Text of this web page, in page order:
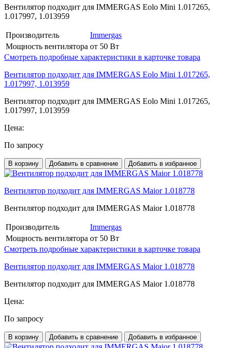
Вентилятор подходит для IMMERGAS Eolo Mini 1.017265,
1.017997, 1.013959
Производитель
Immergas
Мощность вентилятора от 50 Вт
Смотреть подробные характеристики в карточке товара
Вентилятор подходит для IMMERGAS Eolo Mini 1.017265,
1.017997, 1.013959
Вентилятор подходит для IMMERGAS Eolo Mini 1.017265,
1.017997, 1.013959
Цена:
По запросу
В корзину Добавить в сравнение Добавить в избранное
Вентилятор подходит для IMMERGAS Maior 1.018778
Вентилятор подходит для IMMERGAS Maior 1.018778
Производитель
Immergas
Мощность вентилятора от 50 Вт
Смотреть подробные характеристики в карточке товара
Вентилятор подходит для IMMERGAS Maior 1.018778
Вентилятор подходит для IMMERGAS Maior 1.018778
Цена:
По запросу
В корзину Добавить в сравнение Добавить в избранное